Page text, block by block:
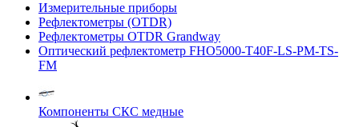
Измерительные приборы
Рефлектометры (OTDR)
Рефлектометры OTDR Grandway
Оптический рефлектометр FHO5000-T40F-LS-PM-TS-
FM
Компоненты СКС медные